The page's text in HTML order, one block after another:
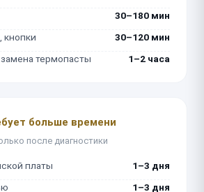
30–180 мин
кнопки
30–120 мин
термопасты
1–2 часа
больше времени
после диагностики
платы
1–3 дня
1–3 дня